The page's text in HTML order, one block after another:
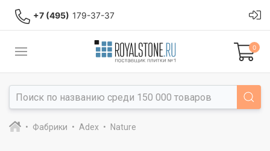
+7 (495) 179-37-37
0
Фабрики Adex Nature